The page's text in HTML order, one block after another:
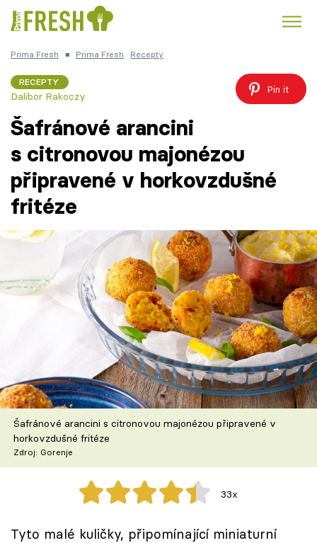
Česká kuchyně
Témata
Články
TV Program
Škola vaření
Recepty z TV
Speciál: Cuketa
Těhotnej kuchař
Sledujte prima+
Prima Fresh ■ Prima Fresh Recepty
RECEPTY
Dalibor Rakoczy
Pin it
Šafránové arancini
s citronovou majonézou
připravené v horkovzdušné
fritéze
Šafránové arancini s citronovou majonézou připravené v
horkovzdušné fritéze
Zdroj: Gorenje
33x
Tyto malé kuličky, připomínající miniaturní